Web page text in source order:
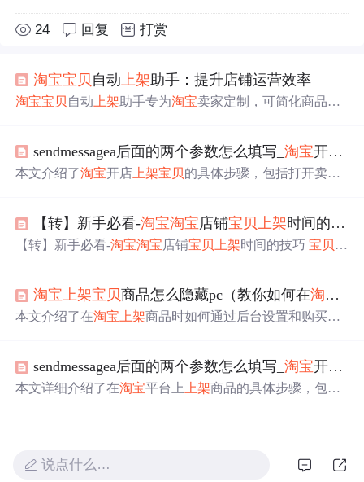
24 回复 打赏
淘宝宝贝 自动 上架助手：提升店铺运营效率
淘宝宝贝 自动 上架助手专为淘宝卖家定制，可简化商品上
该工具可优化运营策略，增加商品曝光，提升店铺销量。
sendmessagea后面的两个参数怎么填写_淘宝开店
本文介绍了淘宝开店 上架宝贝的具体步骤，包括打开卖家
等，详细说明了盗图的几种情况及相应处罚。
【转】新手必看-淘宝淘宝店铺宝贝上架时间的技巧
【转】新手必看-淘宝淘宝店铺宝贝 上架时间的技巧宝贝 发
果您宝贝同时发布的话，也就是说这个星期只有一天您的
宝贝是排在最前面！分三次隔天发布，那你一个星期就有
商品的时候 默认排序就是按时
淘宝上架宝贝商品怎么隐藏pc（教你如何在淘宝
本文介绍了在淘宝 上架商品时如何通过后台设置和购买隐
sendmessagea后面的两个参数怎么填写_淘宝开店
本文详细介绍了在淘宝平台上上架商品的具体步骤，包括
说点什么…